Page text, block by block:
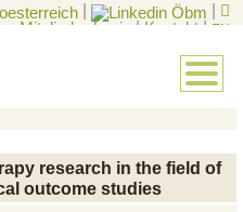
Mitglieder-Login
| Kontakt | EN
research in the field of
outcome studies